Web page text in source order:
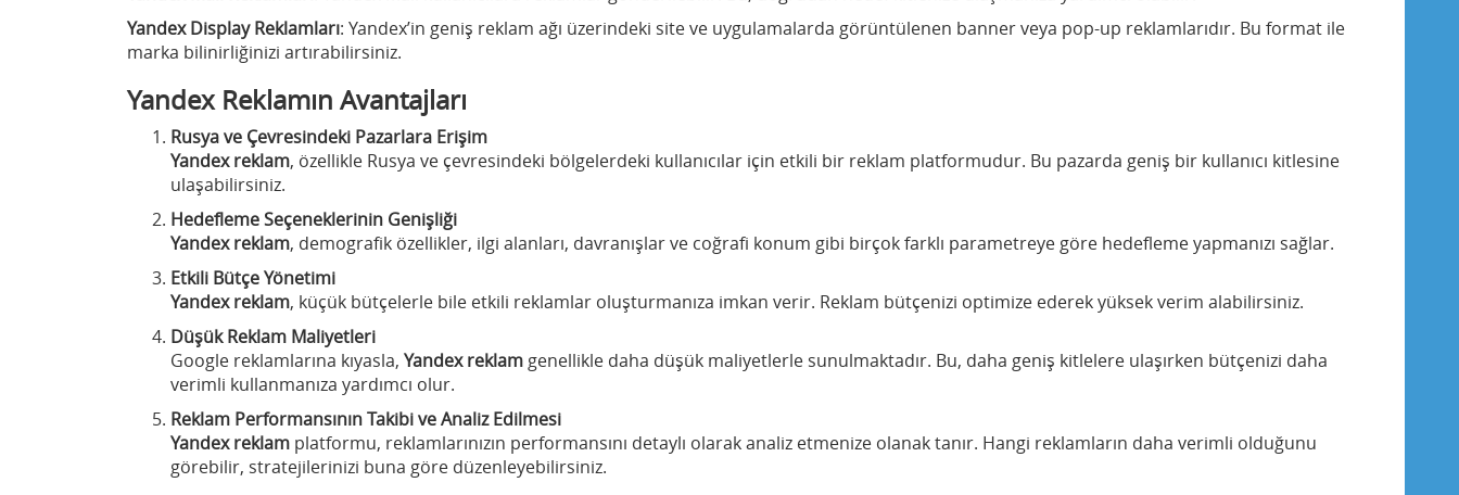
Yandex Display Reklamları: Yandex’in geniş reklam ağı üzerindeki site ve uygulamalarda görüntülenen banner veya pop-up reklamlarıdır. Bu format ile
marka bilinirliğinizi artırabilirsiniz.
Yandex Reklamın Avantajları
Rusya ve Çevresindeki Pazarlara Erişim
Yandex reklam, özellikle Rusya ve çevresindeki bölgelerdeki kullanıcılar için etkili bir reklam platformudur. Bu pazarda geniş bir kullanıcı kitlesine
ulaşabilirsiniz.
Hedefleme Seçeneklerinin Genişliği
Yandex reklam, demografik özellikler, ilgi alanları, davranışlar ve coğrafi konum gibi birçok farklı parametreye göre hedefleme yapmanızı sağlar.
Etkili Bütçe Yönetimi
Yandex reklam, küçük bütçelerle bile etkili reklamlar oluşturmanıza imkan verir. Reklam bütçenizi optimize ederek yüksek verim alabilirsiniz.
Düşük Reklam Maliyetleri
Google reklamlarına kıyasla, Yandex reklam genellikle daha düşük maliyetlerle sunulmaktadır. Bu, daha geniş kitlelere ulaşırken bütçenizi daha
verimli kullanmanıza yardımcı olur.
Reklam Performansının Takibi ve Analiz Edilmesi
Yandex reklam platformu, reklamlarınızın performansını detaylı olarak analiz etmenize olanak tanır. Hangi reklamların daha verimli olduğunu
görebilir, stratejilerinizi buna göre düzenleyebilirsiniz.